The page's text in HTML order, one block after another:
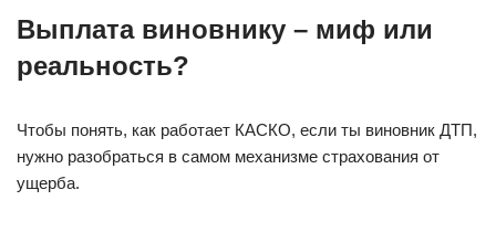
Выплата виновнику – миф или
реальность?
Чтобы понять, как работает КАСКО, если ты виновник ДТП,
нужно разобраться в самом механизме страхования от
ущерба.